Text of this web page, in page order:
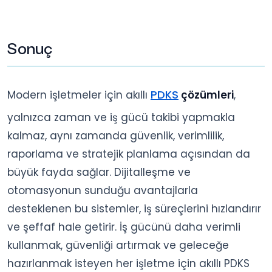
Sonuç
Modern işletmeler için akıllı PDKS çözümleri,
yalnızca zaman ve iş gücü takibi yapmakla
kalmaz, aynı zamanda güvenlik, verimlilik,
raporlama ve stratejik planlama açısından da
büyük fayda sağlar. Dijitalleşme ve
otomasyonun sunduğu avantajlarla
desteklenen bu sistemler, iş süreçlerini hızlandırır
ve şeffaf hale getirir. İş gücünü daha verimli
kullanmak, güvenliği artırmak ve geleceğe
hazırlanmak isteyen her işletme için akıllı PDKS